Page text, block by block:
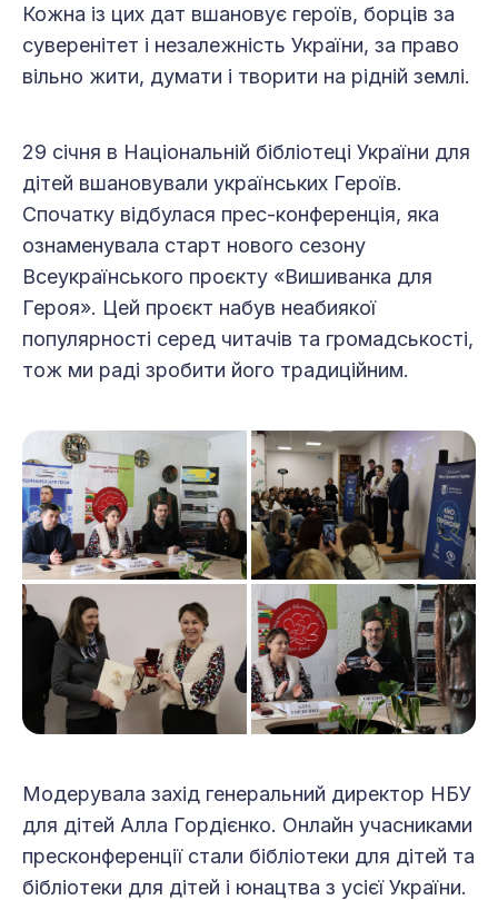
Кожна із цих дат вшановує героїв, борців за
суверенітет і незалежність України, за право
вільно жити, думати і творити на рідній землі.
29 січня в Національній бібліотеці України для
дітей вшановували українських Героїв.
Спочатку відбулася прес-конференція, яка
ознаменувала старт нового сезону
Всеукраїнського проєкту «Вишиванка для
Героя». Цей проєкт набув неабиякої
популярності серед читачів та громадськості,
тож ми раді зробити його традиційним.
Модерувала захід генеральний директор НБУ
для дітей Алла Гордієнко. Онлайн учасниками
пресконференції стали бібліотеки для дітей та
бібліотеки для дітей і юнацтва з усієї України.